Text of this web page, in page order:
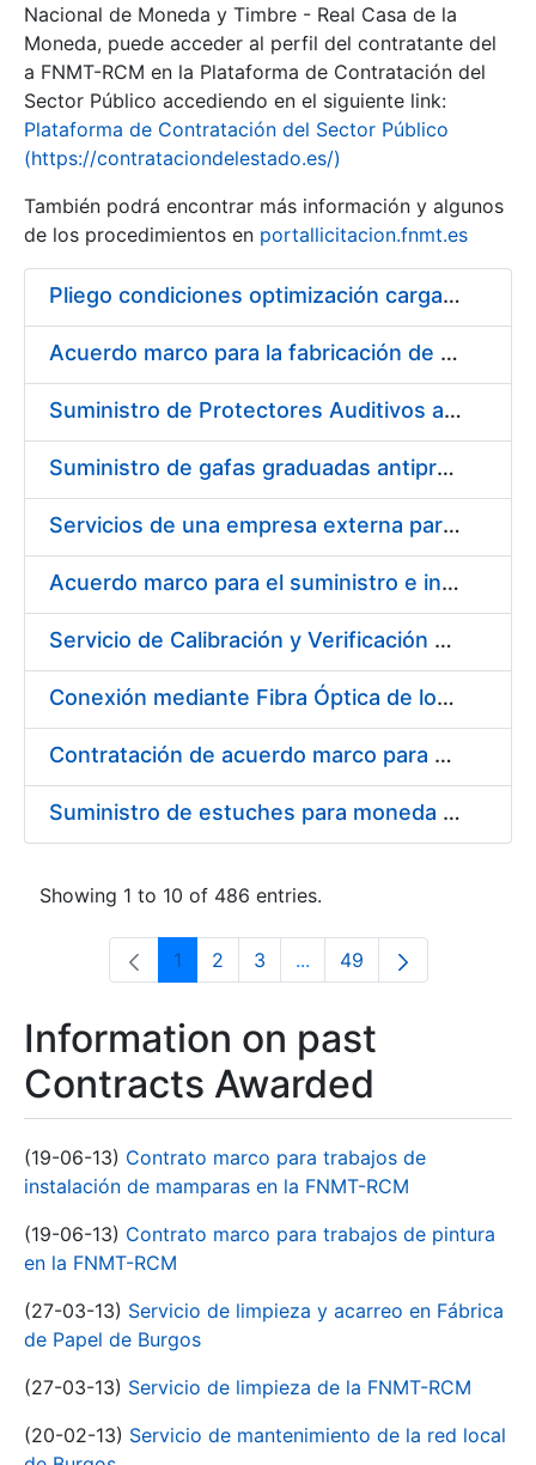
Show/Hide
Nacional de Moneda y Timbre - Real Casa de la
Moneda, puede acceder al perfil del contratante del
a FNMT-RCM en la Plataforma de Contratación del
Sector Público accediendo en el siguiente link:
Plataforma de Contratación del Sector Público
(https://contrataciondelestado.es/)
También podrá encontrar más información y algunos
de los procedimientos en portallicitacion.fnmt.es
Pliego condiciones optimización cargas compras firmado
Acuerdo marco para la fabricación de piezas
Suministro de Protectores Auditivos a medida para las personas trabajadoras de los Centros de Trabajo de Madrid y Burgos
Suministro de gafas graduadas antiproyecciones para los trabajadores de la FNMT-RCM en los centros de trabajo de Madrid y Burgos
Servicios de una empresa externa para el asesoramiento y resolución de los recursos de alzada que se presentan relacionados con procesos de selección para la FNMT-RCM
Acuerdo marco para el suministro e instalación de persianas, estores y otros complementos
Servicio de Calibración y Verificación Externa de los Equipos de Medición del Servicio de Prevención de la FNMT-RCM
Conexión mediante Fibra Óptica de los Centros de Proceso de Datos (CPDs) de las sedes de la FNMT-RCM de Burgos y Madrid
Contratación de acuerdo marco para el Suministro de Material de Electricidad para la Fábrica Nacional de Moneda y Timbre-Real Casa de la Moneda en su centro de trabajo de Burgos
Suministro de estuches para moneda de 30 €
Showing 1 to 10 of 486 entries.
Page
1 Page
2 Page
3 ...Intermediate Pages Use
Page
49
Information on past
Contracts Awarded
(19-06-13) Contrato marco para trabajos de
instalación de mamparas en la FNMT-RCM
(19-06-13) Contrato marco para trabajos de pintura
en la FNMT-RCM
(27-03-13) Servicio de limpieza y acarreo en Fábrica
de Papel de Burgos
(27-03-13) Servicio de limpieza de la FNMT-RCM
(20-02-13) Servicio de mantenimiento de la red local